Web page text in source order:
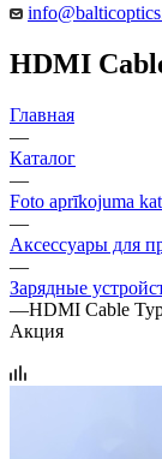
HDMI
Главная
—
Каталог
—
Foto aprīkojuma
—
Аксессуары для
—
Зарядные
—HDMI Cable
Акция